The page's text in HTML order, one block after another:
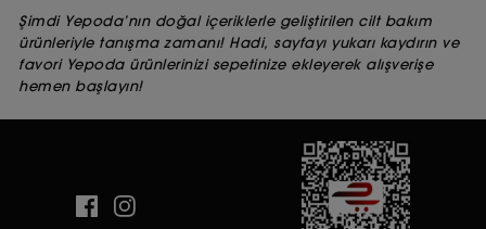
Şimdi Yepoda’nın doğal içeriklerle geliştirilen cilt bakım
ürünleriyle tanışma zamanı! Hadi, sayfayı yukarı kaydırın ve
favori Yepoda ürünlerinizi sepetinize ekleyerek alışverişe
hemen başlayın!